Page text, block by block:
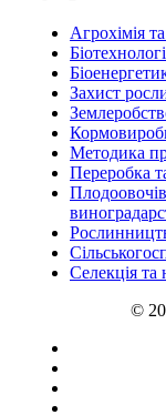
Агрохімія
Захист
Методика
Переробка
Селекція та
©